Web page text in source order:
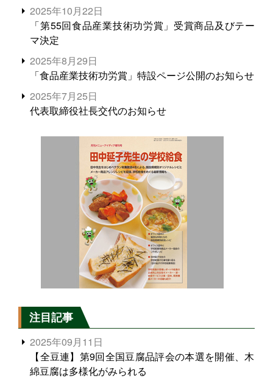
2025年10月22日
「第55回食品産業技術功労賞」受賞商品及びテー
マ決定
2025年8月29日
「食品産業技術功労賞」特設ページ公開のお知らせ
2025年7月25日
代表取締役社長交代のお知らせ
注目記事
2025年09月11日
【全豆連】第9回全国豆腐品評会の本選を開催、木
綿豆腐は多様化がみられる